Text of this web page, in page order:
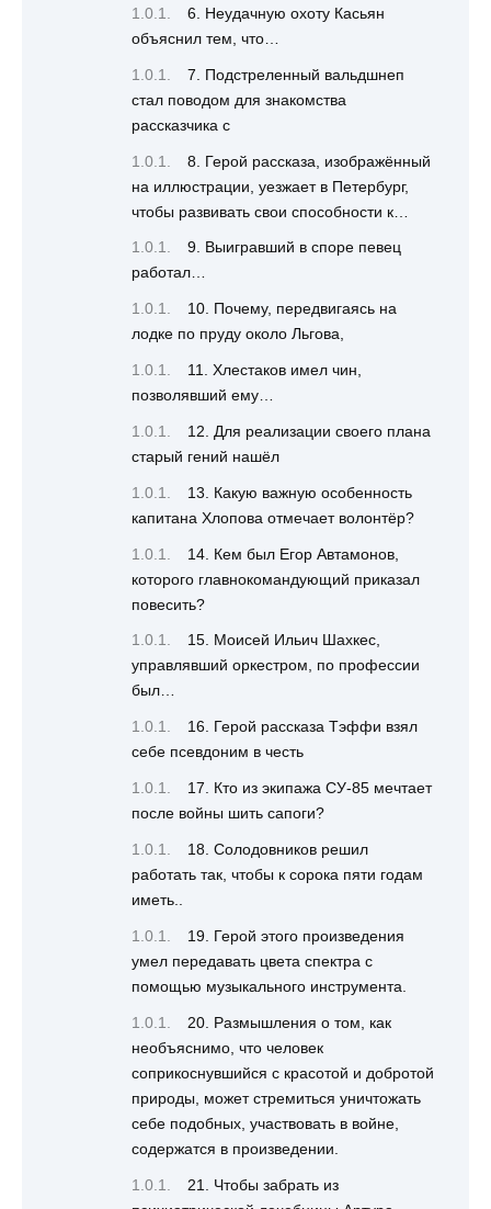
6. Неудачную охоту Касьян
объяснил тем, что…
7. Подстреленный вальдшнеп
стал поводом для знакомства
рассказчика с
8. Герой рассказа, изображённый
на иллюстрации, уезжает в Петербург,
чтобы развивать свои способности к…
9. Выигравший в споре певец
работал…
10. Почему, передвигаясь на
лодке по пруду около Льгова,
11. Хлестаков имел чин,
позволявший ему…
12. Для реализации своего плана
старый гений нашёл
13. Какую важную особенность
капитана Хлопова отмечает волонтёр?
14. Кем был Егор Автамонов,
которого главнокомандующий приказал
повесить?
15. Моисей Ильич Шахкес,
управлявший оркестром, по профессии
был…
16. Герой рассказа Тэффи взял
себе псевдоним в честь
17. Кто из экипажа СУ-85 мечтает
после войны шить сапоги?
18. Солодовников решил
работать так, чтобы к сорока пяти годам
иметь..
19. Герой этого произведения
умел передавать цвета спектра с
помощью музыкального инструмента.
20. Размышления о том, как
необъяснимо, что человек
соприкоснувшийся с красотой и добротой
природы, может стремиться уничтожать
себе подобных, участвовать в войне,
содержатся в произведении.
21. Чтобы забрать из